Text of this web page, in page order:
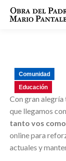
Comunidad
Educación
Con gran alegría
que llegamos
tanto vos
online para
actuales y